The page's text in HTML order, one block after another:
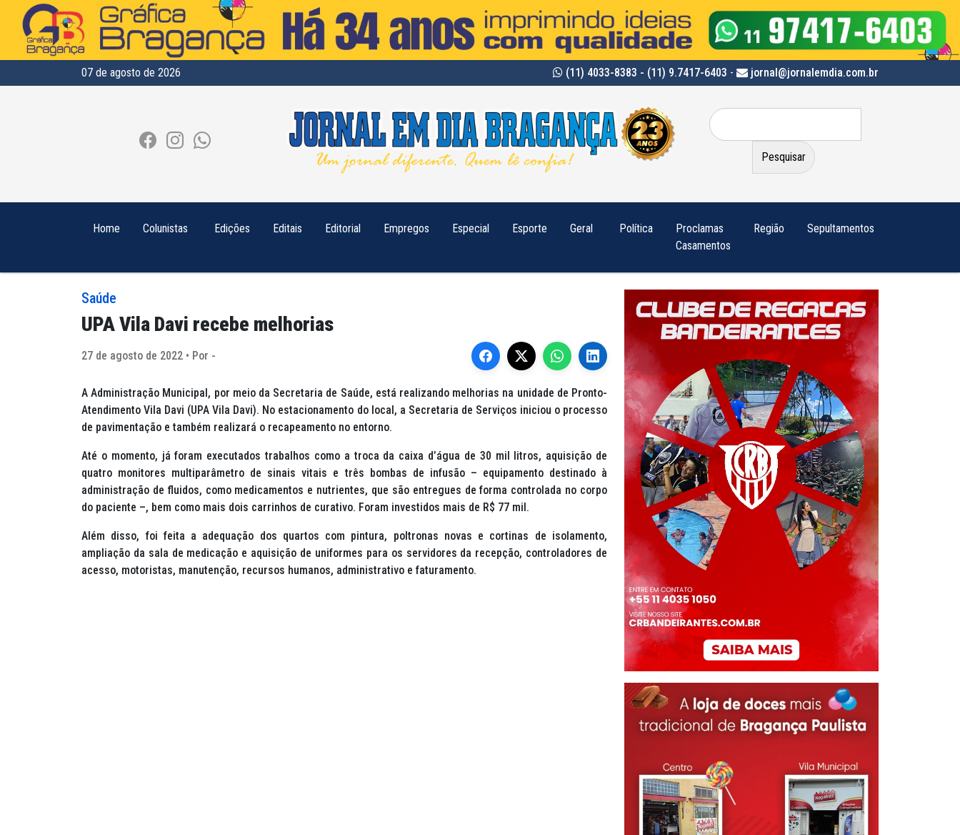
07 de agosto de 2026 (11) 4033-8383 - (11) 9.7417-6403 - jornal@jornalemdia.com.br
Pesquisar
por:
Home Colunistas Edições Editais Editorial Empregos Especial Esporte Geral Política
Proclamas
Casamentos
Região Sepultamentos
Saúde
UPA Vila Davi recebe melhorias
27 de agosto de 2022 • Por -
A Administração Municipal, por meio da Secretaria de Saúde, está realizando melhorias na unidade de Pronto-
Atendimento Vila Davi (UPA Vila Davi). No estacionamento do local, a Secretaria de Serviços iniciou o processo
de pavimentação e também realizará o recapeamento no entorno.
Até o momento, já foram executados trabalhos como a troca da caixa d’água de 30 mil litros, aquisição de
quatro monitores multiparâmetro de sinais vitais e três bombas de infusão – equipamento destinado à
administração de fluidos, como medicamentos e nutrientes, que são entregues de forma controlada no corpo
do paciente –, bem como mais dois carrinhos de curativo. Foram investidos mais de R$ 77 mil.
Além disso, foi feita a adequação dos quartos com pintura, poltronas novas e cortinas de isolamento,
ampliação da sala de medicação e aquisição de uniformes para os servidores da recepção, controladores de
acesso, motoristas, manutenção, recursos humanos, administrativo e faturamento.